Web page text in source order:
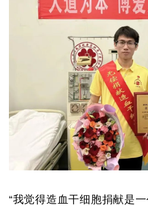
“我觉得造血干细胞捐献是